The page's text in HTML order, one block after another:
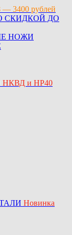
— 3400 рублей
СКИДКОЙ ДО
НОЖИ
и НР40
Новинка